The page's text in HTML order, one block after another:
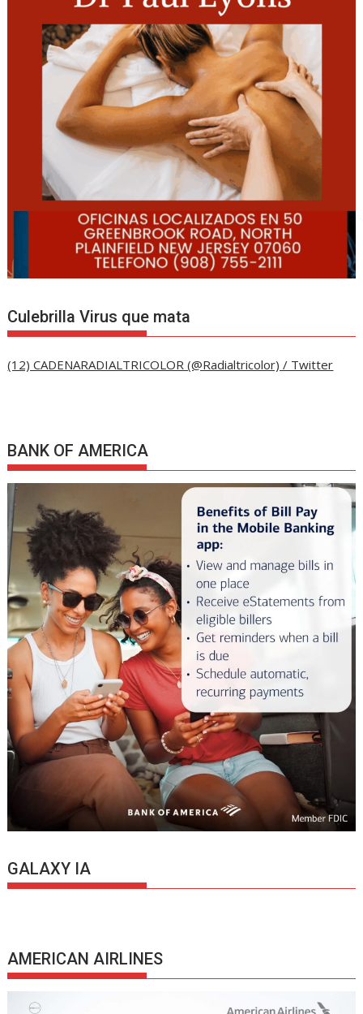
Culebrilla Virus que mata
(12) CADENARADIALTRICOLOR (@Radialtricolor) / Twitter
BANK OF AMERICA
GALAXY IA
AMERICAN AIRLINES